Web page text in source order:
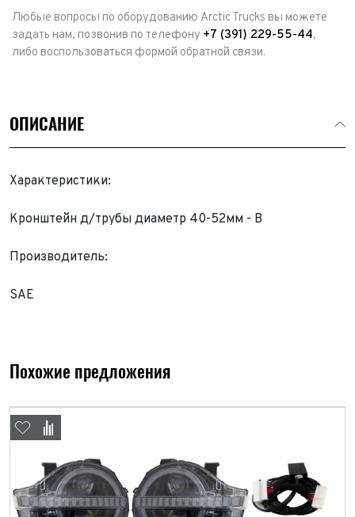
Любые вопросы по оборудованию Arctic Trucks вы можете
задать нам, позвонив по телефону +7 (391) 229-55-44,
либо воспользоваться формой обратной связи.
ОПИСАНИЕ
Характеристики:
Кронштейн д/трубы диаметр 40-52мм - B
Производитель:
SAE
Похожие предложения
Имя*
Телефон*
Выкуп авто
ФИО*
Телефон*
E-mail*
Заявка на оценку
ФИО*
Телефон*